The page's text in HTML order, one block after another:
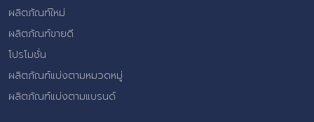
ผลิตภัณฑ์ใหม่
ผลิตภัณฑ์ขายดี
โปรโมชั่น
ผลิตภัณฑ์แบ่งตามหมวดหมู่
ผลิตภัณฑ์แบ่งตามแบรนด์